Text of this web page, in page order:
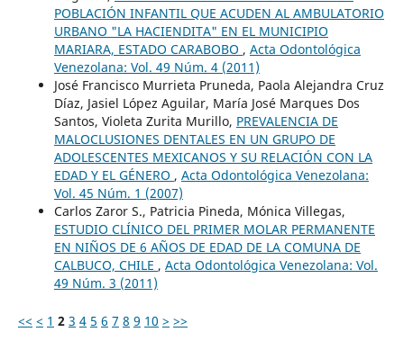
POBLACIÓN INFANTIL QUE ACUDEN AL AMBULATORIO
URBANO "LA HACIENDITA" EN EL MUNICIPIO
MARIARA, ESTADO CARABOBO , Acta Odontológica
Venezolana: Vol. 49 Núm. 4 (2011)
José Francisco Murrieta Pruneda, Paola Alejandra Cruz
Díaz, Jasiel López Aguilar, María José Marques Dos
Santos, Violeta Zurita Murillo, PREVALENCIA DE
MALOCLUSIONES DENTALES EN UN GRUPO DE
ADOLESCENTES MEXICANOS Y SU RELACIÓN CON LA
EDAD Y EL GÉNERO , Acta Odontológica Venezolana:
Vol. 45 Núm. 1 (2007)
Carlos Zaror S., Patricia Pineda, Mónica Villegas,
ESTUDIO CLÍNICO DEL PRIMER MOLAR PERMANENTE
EN NIÑOS DE 6 AÑOS DE EDAD DE LA COMUNA DE
CALBUCO, CHILE , Acta Odontológica Venezolana: Vol.
49 Núm. 3 (2011)
<< < 1 2 3 4 5 6 7 8 9 10 > >>